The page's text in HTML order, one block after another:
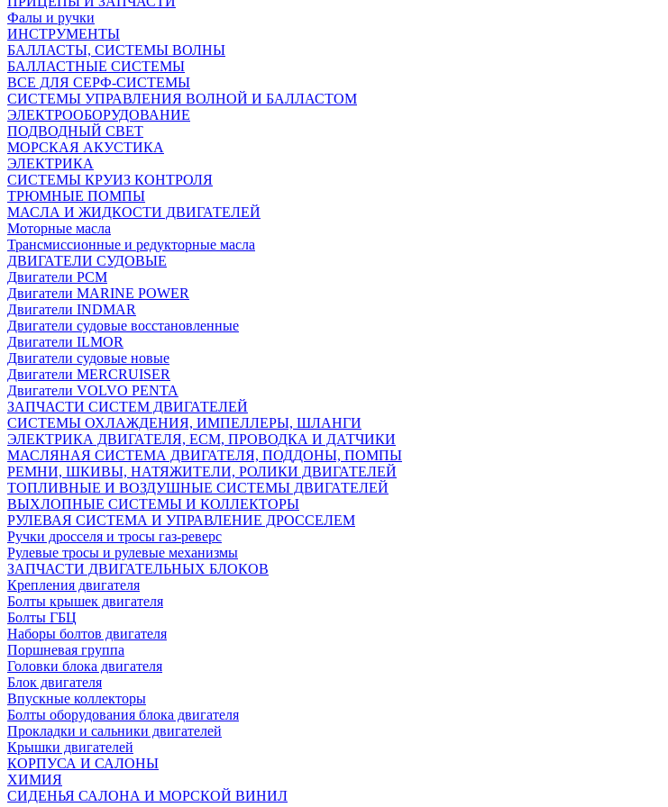
Фалы и ручки
ИНСТРУМЕНТЫ
БАЛЛАСТЫ, СИСТЕМЫ ВОЛНЫ
БАЛЛАСТНЫЕ СИСТЕМЫ
ВСЕ ДЛЯ СЕРФ-СИСТЕМЫ
СИСТЕМЫ УПРАВЛЕНИЯ ВОЛНОЙ И БАЛЛАСТОМ
ЭЛЕКТРООБОРУДОВАНИЕ
ПОДВОДНЫЙ СВЕТ
МОРСКАЯ АКУСТИКА
ЭЛЕКТРИКА
СИСТЕМЫ КРУИЗ КОНТРОЛЯ
ТРЮМНЫЕ ПОМПЫ
МАСЛА И ЖИДКОСТИ ДВИГАТЕЛЕЙ
Моторные масла
Трансмиссионные и редукторные масла
ДВИГАТЕЛИ СУДОВЫЕ
Двигатели PCM
Двигатели MARINE POWER
Двигатели INDMAR
Двигатели судовые восстановленные
Двигатели ILMOR
Двигатели судовые новые
Двигатели MERCRUISER
Двигатели VOLVO PENTA
ЗАПЧАСТИ СИСТЕМ ДВИГАТЕЛЕЙ
СИСТЕМЫ ОХЛАЖДЕНИЯ, ИМПЕЛЛЕРЫ, ШЛАНГИ
ЭЛЕКТРИКА ДВИГАТЕЛЯ, ECM, ПРОВОДКА И ДАТЧИКИ
МАСЛЯНАЯ СИСТЕМА ДВИГАТЕЛЯ, ПОДДОНЫ, ПОМПЫ
РЕМНИ, ШКИВЫ, НАТЯЖИТЕЛИ, РОЛИКИ ДВИГАТЕЛЕЙ
ТОПЛИВНЫЕ И ВОЗДУШНЫЕ СИСТЕМЫ ДВИГАТЕЛЕЙ
ВЫХЛОПНЫЕ СИСТЕМЫ И КОЛЛЕКТОРЫ
РУЛЕВАЯ СИСТЕМА И УПРАВЛЕНИЕ ДРОССЕЛЕМ
Ручки дросселя и тросы газ-реверс
Рулевые тросы и рулевые механизмы
ЗАПЧАСТИ ДВИГАТЕЛЬНЫХ БЛОКОВ
Крепления двигателя
Болты крышек двигателя
Болты ГБЦ
Наборы болтов двигателя
Поршневая группа
Головки блока двигателя
Блок двигателя
Впускные коллекторы
Болты оборудования блока двигателя
Прокладки и сальники двигателей
Крышки двигателей
КОРПУСА И САЛОНЫ
ХИМИЯ
СИДЕНЬЯ САЛОНА И МОРСКОЙ ВИНИЛ